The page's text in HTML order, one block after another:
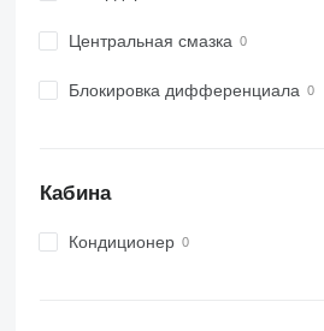
6520
6630
6810
Центральная смазка
Блокировка дифференциала
Кабина
Кондиционер